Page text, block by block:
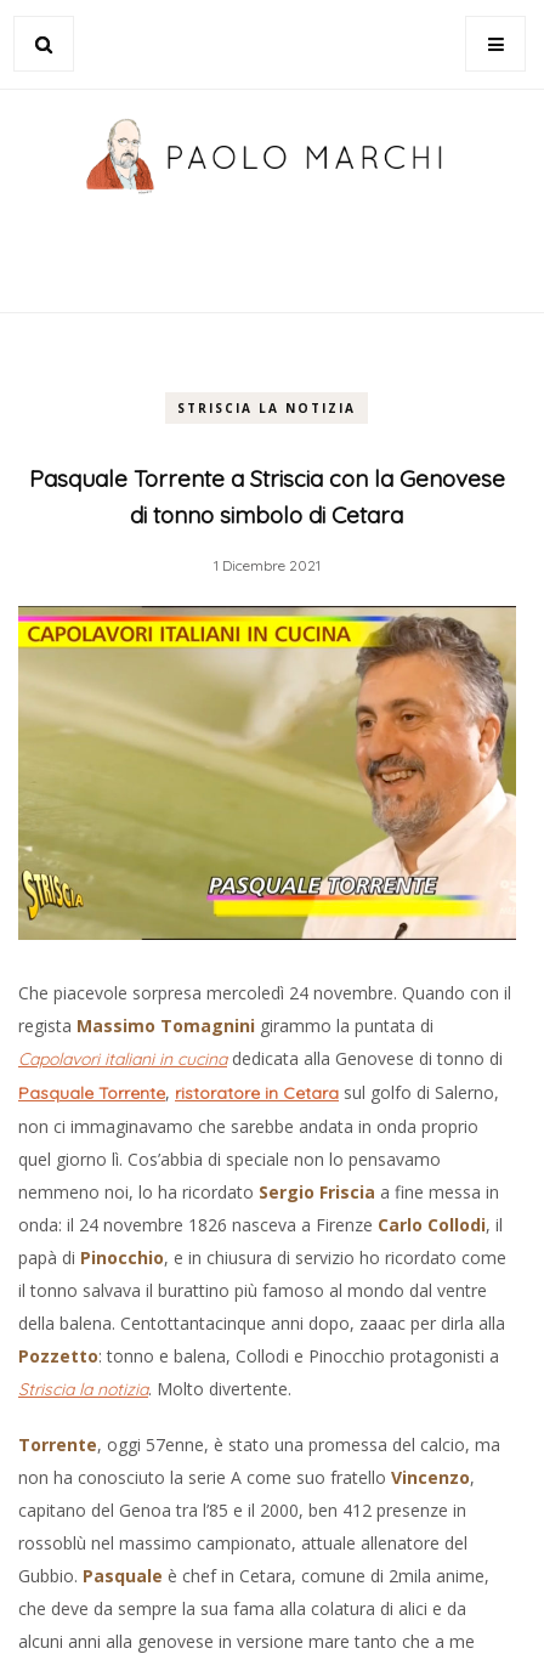
STRISCIA LA NOTIZIA
Pasquale Torrente a Striscia con la Genovese
di tonno simbolo di Cetara
1 Dicembre 2021
Che piacevole sorpresa mercoledì 24 novembre. Quando con il
regista Massimo Tomagnini girammo la puntata di
Capolavori italiani in cucinadedicata alla Genovese di tonno di
Pasquale Torrente, ristoratore in Cetara sul golfo di Salerno,
non ci immaginavamo che sarebbe andata in onda proprio
quel giorno lì. Cos’abbia di speciale non lo pensavamo
nemmeno noi, lo ha ricordato Sergio Friscia a fine messa in
onda: il 24 novembre 1826 nasceva a Firenze Carlo Collodi, il
papà di Pinocchio, e in chiusura di servizio ho ricordato come
il tonno salvava il burattino più famoso al mondo dal ventre
della balena. Centottantacinque anni dopo, zaaac per dirla alla
Pozzetto: tonno e balena, Collodi e Pinocchio protagonisti a
Striscia la notizia. Molto divertente.
Torrente, oggi 57enne, è stato una promessa del calcio, ma
non ha conosciuto la serie A come suo fratello Vincenzo,
capitano del Genoa tra l’85 e il 2000, ben 412 presenze in
rossoblù nel massimo campionato, attuale allenatore del
Gubbio. Pasquale è chef in Cetara, comune di 2mila anime,
che deve da sempre la sua fama alla colatura di alici e da
alcuni anni alla genovese in versione mare tanto che a me